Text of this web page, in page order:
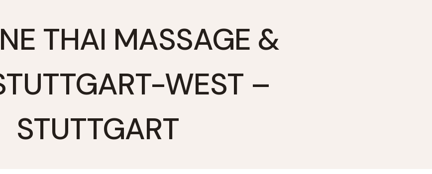
THAI MASSAGE &
WEST –
STUTTGART